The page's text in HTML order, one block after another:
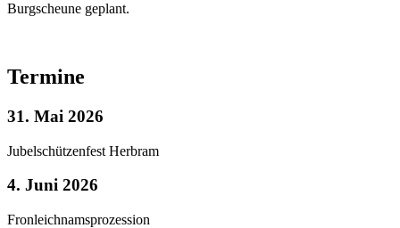
Burgscheune geplant.
Termine
31. Mai 2026
Jubelschützenfest Herbram
4. Juni 2026
Fronleichnamsprozession